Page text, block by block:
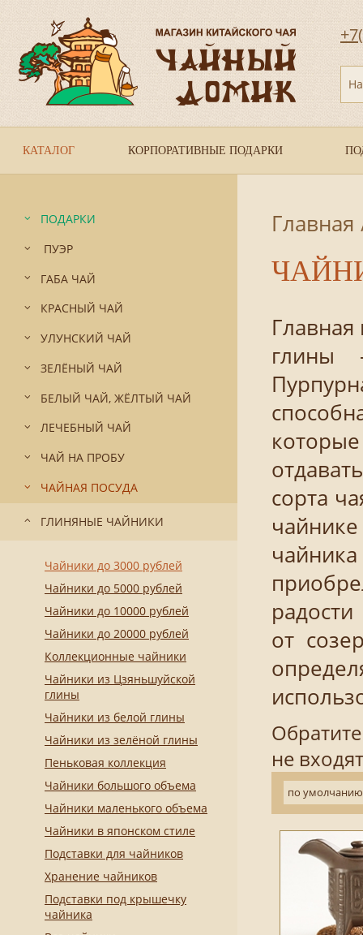
КАТАЛОГ КОРПОРАТИВНЫЕ ПОДАРКИ
ПОДАРКИ
ПУЭР
ГАБА ЧАЙ
КРАСНЫЙ ЧАЙ
УЛУНСКИЙ ЧАЙ
ЗЕЛЁНЫЙ ЧАЙ
БЕЛЫЙ ЧАЙ, ЖЁЛТЫЙ ЧАЙ
ЛЕЧЕБНЫЙ ЧАЙ
ЧАЙ НА ПРОБУ
ЧАЙНАЯ ПОСУДА
ГЛИНЯНЫЕ ЧАЙНИКИ
Чайники до 3000 рублей
Чайники до 5000 рублей
Чайники до 10000 рублей
Чайники до 20000 рублей
Коллекционные чайники
Чайники из Цзяньшуйской
глины
Чайники из белой глины
Чайники из зелёной глины
Пеньковая коллекция
Чайники большого объема
Чайники маленького объема
Чайники в японском стиле
Подставки для чайников
Хранение чайников
Подставки под крышечку
чайника
Главная
глины
сорта
от
не
по умолчанию